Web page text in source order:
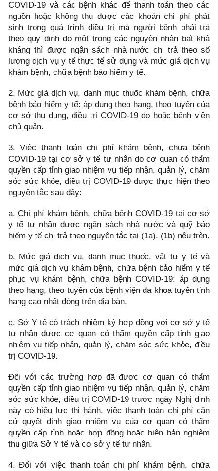
COVID-19 và các bệnh khác để thanh toán theo các
nguồn hoặc không thu được các khoản chi phí phát
sinh trong quá trình điều trị mà người bệnh phải trả
theo quy định do một trong các nguyên nhân bất khả
kháng thì được ngân sách nhà nước chi trả theo số
lượng dịch vụ y tế thực tế sử dụng và mức giá dịch vụ
khám bệnh, chữa bệnh bảo hiểm y tế.
2. Mức giá dịch vụ, danh mục thuốc khám bệnh, chữa
bệnh bảo hiểm y tế: áp dụng theo hạng, theo tuyến của
cơ sở thu dung, điều trị COVID-19 do hoặc bệnh viện
chủ quản.
3. Việc thanh toán chi phí khám bệnh, chữa bệnh
COVID-19 tại cơ sở y tế tư nhân do cơ quan có thẩm
quyền cấp tỉnh giao nhiệm vụ tiếp nhận, quản lý, chăm
sóc sức khỏe, điều trị COVID-19 được thực hiện theo
nguyên tắc sau đây:
a. Chi phí khám bệnh, chữa bệnh COVID-19 tại cơ sở
y tế tư nhân được ngân sách nhà nước và quỹ bảo
hiểm y tế chi trả theo nguyên tắc tại (1a), (1b) nêu trên.
b. Mức giá dịch vụ, danh mục thuốc, vật tư y tế và
mức giá dịch vụ khám bệnh, chữa bệnh bảo hiểm y tế
phục vụ khám bệnh, chữa bệnh COVID-19: áp dụng
theo hạng, theo tuyến của bệnh viện đa khoa tuyến tỉnh
hạng cao nhất đóng trên địa bàn.
c. Sở Y tế có trách nhiệm ký hợp đồng với cơ sở y tế
tư nhân được cơ quan có thẩm quyền cấp tỉnh giao
nhiệm vụ tiếp nhận, quản lý, chăm sóc sức khỏe, điều
trị COVID-19.
Đối với các trường hợp đã được cơ quan có thẩm
quyền cấp tỉnh giao nhiệm vụ tiếp nhận, quản lý, chăm
sóc sức khỏe, điều trị COVID-19 trước ngày Nghị định
này có hiệu lực thi hành, việc thanh toán chi phí căn
cứ quyết định giao nhiệm vụ của cơ quan có thẩm
quyền cấp tỉnh hoặc hợp đồng hoặc biên bản nghiệm
thu giữa Sở Y tế và cơ sở y tế tư nhân.
4. Đối với việc thanh toán chi phí khám bệnh, chữa